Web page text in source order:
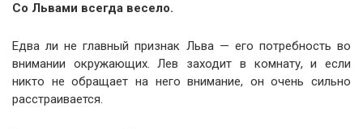
Со Львами всегда весело.
Едва ли не главный признак Льва — его потребность во
внимании окружающих. Лев заходит в комнату, и если
никто не обращает на него внимание, он очень сильно
расстраивается.